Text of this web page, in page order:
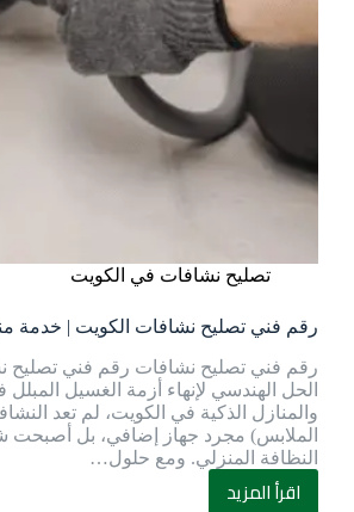
تصليح نشافات في الكويت
رقم فني تصليح نشافات الكويت | خدمة
رقم فني تصليح نشافات رقم فني تصليح
الحل الهندسي لإنهاء أزمة الغسيل
والمنازل الذكية في الكويت، لم تعد
الملابس) مجرد جهاز إضافي، بل أصبحت
النظافة المنزلي. ومع حلول…
اقرأ المزيد